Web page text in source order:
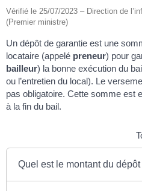
Vérifié le 25/07/2023 – Direction de
(Premier ministre)
Un dépôt de garantie est une
locataire (appelé preneur) pour
bailleur) la bonne exécution du
ou l’entretien du local). Le
pas obligatoire. Cette somme est
à la fin du bail.
Quel est le montant du